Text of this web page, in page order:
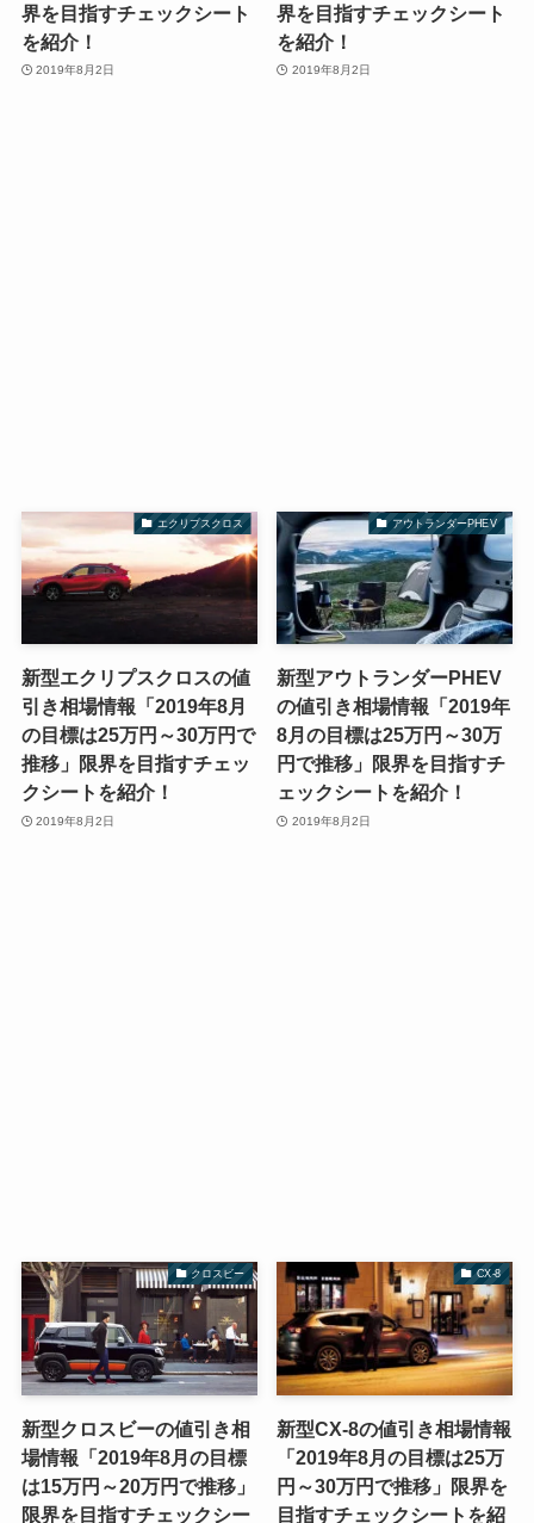
界を目指すチェックシート
を紹介！
2019年8月2日
界を目指すチェックシート
を紹介！
2019年8月2日
エクリプスクロス
新型エクリプスクロスの値
引き相場情報「2019年8月
の目標は25万円～30万円で
推移」限界を目指すチェッ
クシートを紹介！
2019年8月2日
アウトランダーPHEV
新型アウトランダーPHEV
の値引き相場情報「2019年
8月の目標は25万円～30万
円で推移」限界を目指すチ
ェックシートを紹介！
2019年8月2日
クロスビー
新型クロスビーの値引き相
場情報「2019年8月の目標
は15万円～20万円で推移」
限界を目指すチェックシー
CX-8
新型CX-8の値引き相場情報
「2019年8月の目標は25万
円～30万円で推移」限界を
目指すチェックシートを紹